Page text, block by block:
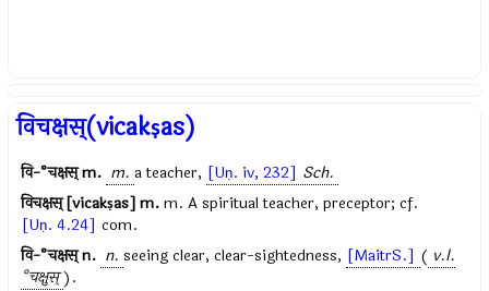
विचक्षस्(vicakṣas)
वि-°चक्षस्m. m. a teacher, [Uṇ. iv, 232] Sch.
विचक्षस् [vicakṣas] m. m. A spiritual teacher, preceptor; cf.
[Uṇ. 4.24] com.
वि-°चक्षस्n. n. seeing clear, clear-sightedness, [MaitrS.] ( v.l.
°चक्षुस्).